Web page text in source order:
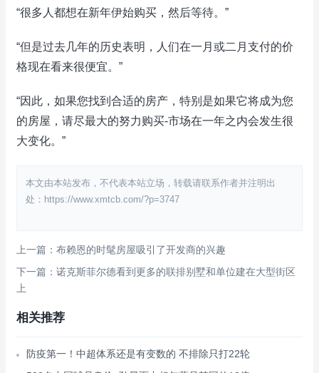
“很多人都想在新年伊始购买，然后等待。”
“但是过去几年的历史表明，人们在一月或二月支付的价
格现在看来很便宜。”
“因此，如果您找到合适的房产，特别是如果它将成为您
的房屋，请尽最大的努力购买-市场在一年之内会发生很
大变化。”
本文由本站发布，不代表本站立场，转载请联系作者并注明出
处：https://www.xmtcb.com/?p=3747
上一篇：布赖恩的时髦房屋吸引了开发商的兴趣
下一篇：诺克斯菲尔德看到更多的联排别墅和单位建在大型街区
上
相关推荐
防疫第一！中超体系还是有变数的 不排除只打22轮